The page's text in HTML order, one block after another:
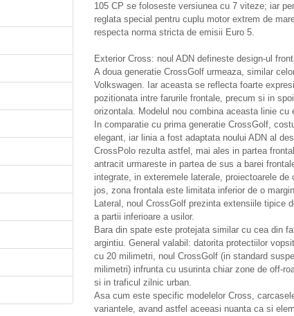
105 CP se foloseste versiunea cu 7 viteze; iar
reglata special pentru cuplu motor extrem de
respecta norma stricta de emisii Euro 5.
Exterior Cross: noul ADN defineste design-ul
A doua generatie CrossGolf urmeaza, similar
Volkswagen. Iar aceasta se reflecta foarte
pozitionata intre farurile frontale, precum si in
orizontala. Modelul nou combina aceasta linie cu
In comparatie cu prima generatie CrossGolf,
elegant, iar linia a fost adaptata noului ADN al
CrossPolo rezulta astfel, mai ales in partea
antracit urmareste in partea de sus a barei
integrate, in exteremele laterale, proiectoarele
jos, zona frontala este limitata inferior de o
Lateral, noul CrossGolf prezinta extensiile tipice
a partii inferioare a usilor.
Bara din spate este protejata similar cu cea din
argintiu. General valabil: datorita protectiilor
cu 20 milimetri, noul CrossGolf (in standard
milimetri) infrunta cu usurinta chiar zone de off-
si in traficul zilnic urban.
Asa cum este specific modelelor Cross,
variantele, avand astfel aceeasi nuanta ca si